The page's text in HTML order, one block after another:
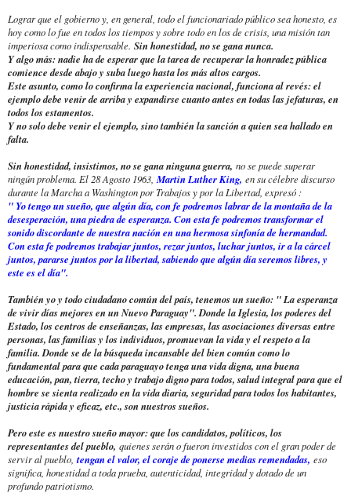
Lograr que el gobierno y, en general, todo el funcionariado público sea honesto, es
hoy como lo fue en todos los tiempos y sobre todo en los de crisis, una misión tan
imperiosa como indispensable. Sin honestidad, no se gana nunca.
Y algo más: nadie ha de esperar que la tarea de recuperar la honradez pública
comience desde abajo y suba luego hasta los más altos cargos.
Este asunto, como lo confirma la experiencia nacional, funciona al revés: el
ejemplo debe venir de arriba y expandirse cuanto antes en todas las jefaturas, en
todos los estamentos.
Y no solo debe venir el ejemplo, sino también la sanción a quien sea hallado en
falta.
Sin honestidad, insistimos, no se gana ninguna guerra, no se puede superar
ningún problema. El 28 Agosto 1963, Martin Luther King, en su célebre discurso
durante la Marcha a Washington por Trabajos y por la Libertad, expresó :
" Yo tengo un sueño, que algún día, con fe podremos labrar de la montaña de la
desesperación, una piedra de esperanza. Con esta fe podremos transformar el
sonido discordante de nuestra nación en una hermosa sinfonía de hermandad.
Con esta fe podremos trabajar juntos, rezar juntos, luchar juntos, ir a la cárcel
juntos, pararse juntos por la libertad, sabiendo que algún día seremos libres, y
este es el día".
También yo y todo ciudadano común del país, tenemos un sueño: " La esperanza
de vivir días mejores en un Nuevo Paraguay". Donde la Iglesia, los poderes del
Estado, los centros de enseñanzas, las empresas, las asociaciones diversas entre
personas, las familias y los individuos, promuevan la vida y el respeto a la
familia. Donde se de la búsqueda incansable del bien común como lo
fundamental para que cada paraguayo tenga una vida digna, una buena
educación, pan, tierra, techo y trabajo digno para todos, salud integral para que el
hombre se sienta realizado en la vida diaria, seguridad para todos los habitantes,
justicia rápida y eficaz, etc., son nuestros sueños.
Pero este es nuestro sueño mayor: que los candidatos, políticos, los
representantes del pueblo, quienes serán o fueron investidos con el gran poder de
servir al pueblo, tengan el valor, el coraje de ponerse medias remendadas, eso
significa, honestidad a toda prueba, autenticidad, integridad y dotado de un
profundo patriotismo.